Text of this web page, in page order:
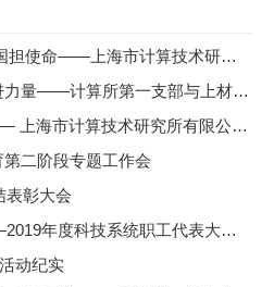
究所有限公司第一、第二、第五党支部组织观看电影《731》
上材所期刊支部共赴上海毛泽东旧居陈列馆开展主题党日活动
术研究所有限公司妇委组织开展女职工春日活动
二阶段专题工作会
表彰大会
度科技系统职工代表大会优秀代表
动纪实